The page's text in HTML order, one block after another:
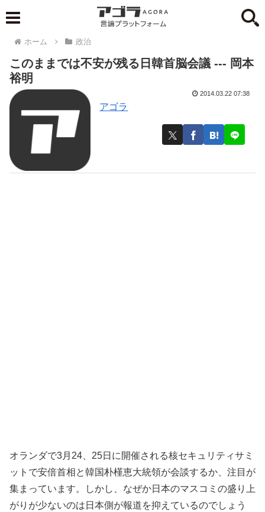
ホーム 政治
このままでは不安が残る日韓首脳会議 --- 岡本
裕明
アゴラ
2014.03.22 07:38
オランダで3月24、25日に開催される核セキュリティサミ
ットで安倍首相と韓国朴槿恵大統領が会談するか、注目が
集まっています。しかし、なぜか日本のマスコミの盛り上
がりが少ないのは日本側が報道を抑えているのでしょう